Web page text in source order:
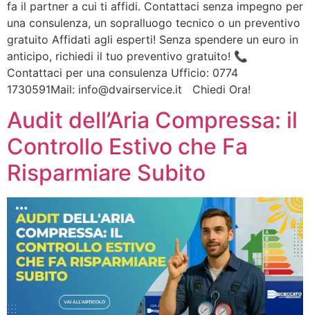
fa il partner a cui ti affidi. Contattaci senza impegno per
una consulenza, un sopralluogo tecnico o un preventivo
gratuito Affidati agli esperti! Senza spendere un euro in
anticipo, richiedi il tuo preventivo gratuito! 📞
Contattaci per una consulenza Ufficio: 0774
1730591Mail: info@dvairservice.it Chiedi Ora!
Audit dell’Aria Compressa: il
Controllo Estivo che Fa
Risparmiare Subito